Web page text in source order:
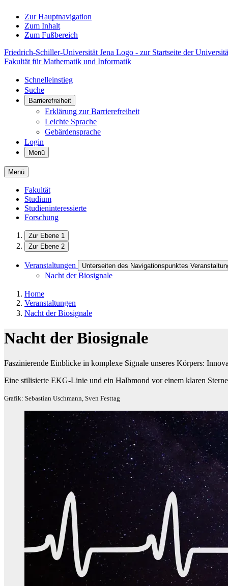
Zur Hauptnavigation
Zum Inhalt
Zum Fußbereich
Friedrich-Schiller-Universität Jena Logo - zur Startseite der
Fakultät für Mathematik und Informatik
Schnelleinstieg
Suche
Barrierefreiheit
Erklärung zur Barrierefreiheit
Leichte Sprache
Gebärdensprache
Login
Menü
Menü
Fakultät
Studium
Studieninteressierte
Forschung
Zur Ebene 1
Zur Ebene 2
Veranstaltungen Unterseiten des Navigationspunktes
Nacht der Biosignale
Home
Veranstaltungen
Nacht der Biosignale
Nacht der Biosignale
Faszinierende Einblicke in komplexe Signale unseres Körpers:
Eine stilisierte EKG-Linie und ein Halbmond vor einem klaren
Grafik: Sebastian Uschmann, Sven Festtag